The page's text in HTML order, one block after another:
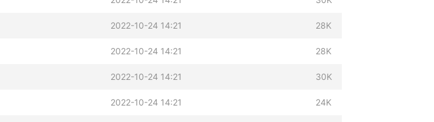
2022-10-24 14:21 28K
2022-10-24 14:21 28K
2022-10-24 14:21 30K
2022-10-24 14:21 24K